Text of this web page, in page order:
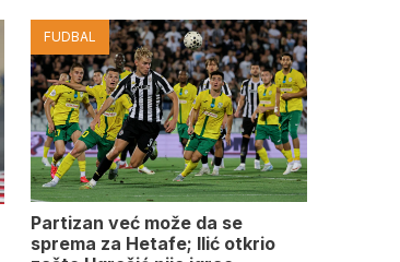
FUDBAL
Partizan već može da se
sprema za Hetafe; Ilić otkrio